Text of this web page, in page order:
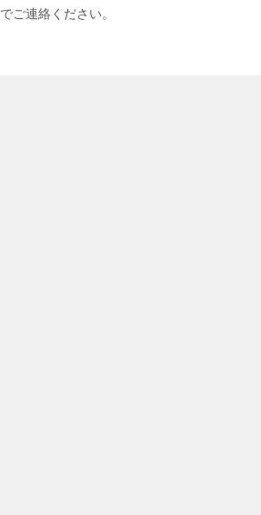
でご連絡ください。